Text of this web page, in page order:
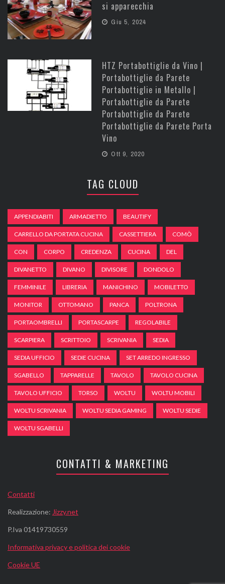
si apparecchia
Giu 5, 2024
HTZ Portabottiglie da Vino |
Portabottiglie da Parete
Portabottiglie in Metallo |
Portabottiglie da Parete
Portabottiglie da Parete
Portabottiglie da Parete Porta
Vino
Ott 9, 2020
TAG CLOUD
APPENDIABITI ARMADIETTO BEAUTIFY
CARRELLO DA PORTATA CUCINA CASSETTIERA COMÒ
CON CORPO CREDENZA CUCINA DEL
DIVANETTO DIVANO DIVISORE DONDOLO
FEMMINILE LIBRERIA MANICHINO MOBILETTO
MONITOR OTTOMANO PANCA POLTRONA
PORTAOMBRELLI PORTASCARPE REGOLABILE
SCARPIERA SCRITTOIO SCRIVANIA SEDIA
SEDIA UFFICIO SEDIE CUCINA SET ARREDO INGRESSO
SGABELLO TAPPARELLE TAVOLO TAVOLO CUCINA
TAVOLO UFFICIO TORSO WOLTU WOLTU MOBILI
WOLTU SCRIVANIA WOLTU SEDIA GAMING WOLTU SEDIE
WOLTU SGABELLI
CONTATTI & MARKETING
Contatti
Realizzazione: Jizzy.net
P.Iva 01419730559
Informativa privacy e politica dei cookie
Cookie UE